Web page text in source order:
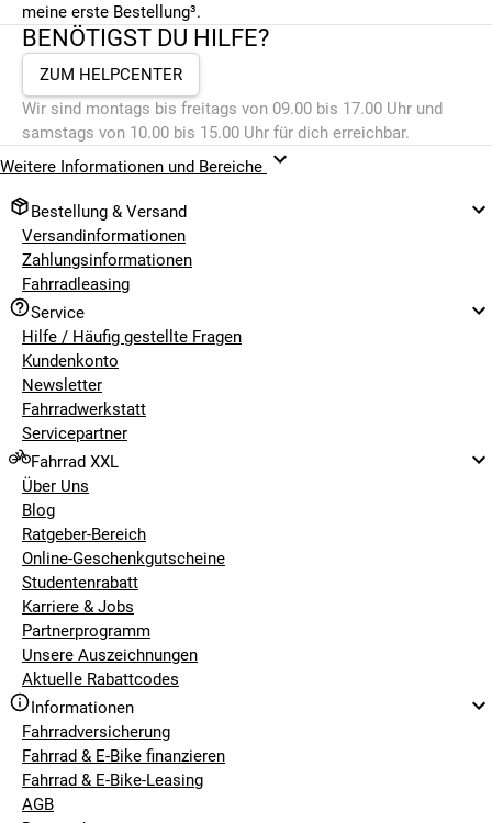
meine erste Bestellung³.
BENÖTIGST DU HILFE?
ZUM HELPCENTER
Wir sind montags bis freitags von 09.00 bis 17.00 Uhr und
samstags von 10.00 bis 15.00 Uhr für dich erreichbar.
Weitere Informationen und Bereiche
Bestellung & Versand
Versandinformationen
Zahlungsinformationen
Fahrradleasing
Service
Hilfe / Häufig gestellte Fragen
Kundenkonto
Newsletter
Fahrradwerkstatt
Servicepartner
Fahrrad XXL
Über Uns
Blog
Ratgeber-Bereich
Online-Geschenkgutscheine
Studentenrabatt
Karriere & Jobs
Partnerprogramm
Unsere Auszeichnungen
Aktuelle Rabattcodes
Informationen
Fahrradversicherung
Fahrrad & E-Bike finanzieren
Fahrrad & E-Bike-Leasing
AGB